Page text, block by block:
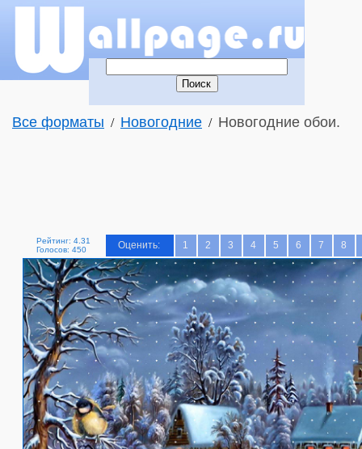
Все форматы / Новогодние / Новогодние обои.
Рейтинг: 4.31
Голосов: 450
Оценить: 1 2 3 4 5 6 7 8